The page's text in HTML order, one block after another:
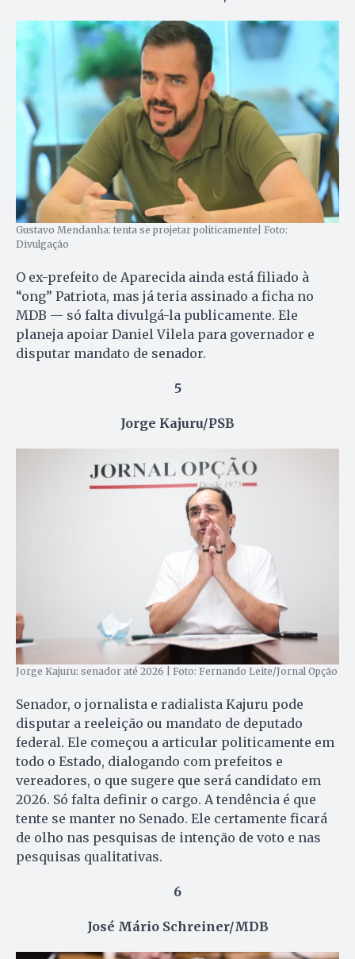
Gustavo Mendanha: tenta se projetar politicamente| Foto:
Divulgação
O ex-prefeito de Aparecida ainda está filiado à
“ong” Patriota, mas já teria assinado a ficha no
MDB — só falta divulgá-la publicamente. Ele
planeja apoiar Daniel Vilela para governador e
disputar mandato de senador.
5
Jorge Kajuru/PSB
Jorge Kajuru: senador até 2026 | Foto: Fernando Leite/Jornal Opção
Senador, o jornalista e radialista Kajuru pode
disputar a reeleição ou mandato de deputado
federal. Ele começou a articular politicamente em
todo o Estado, dialogando com prefeitos e
vereadores, o que sugere que será candidato em
2026. Só falta definir o cargo. A tendência é que
tente se manter no Senado. Ele certamente ficará
de olho nas pesquisas de intenção de voto e nas
pesquisas qualitativas.
6
José Mário Schreiner/MDB